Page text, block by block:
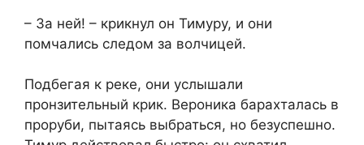
– За ней! – крикнул он Тимуру, и они
помчались следом за волчицей.
Подбегая к реке, они услышали
пронзительный крик. Вероника барахталась в
проруби, пытаясь выбраться, но безуспешно.